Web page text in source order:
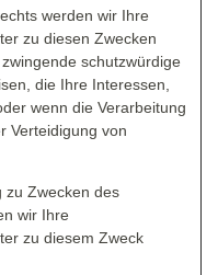
werden wir Ihre
zu diesen Zwecken
schutzwürdige
die Ihre Interessen,
wenn die Verarbeitung
Verteidigung von
zu Zwecken des
wir Ihre
zu diesem Zweck